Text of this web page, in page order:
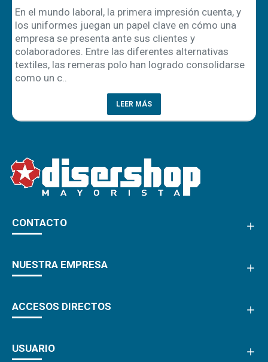
En el mundo laboral, la primera impresión cuenta, y
los uniformes juegan un papel clave en cómo una
empresa se presenta ante sus clientes y
colaboradores. Entre las diferentes alternativas
textiles, las remeras polo han logrado consolidarse
como un c..
LEER MÁS
CONTACTO
NUESTRA EMPRESA
ACCESOS DIRECTOS
USUARIO